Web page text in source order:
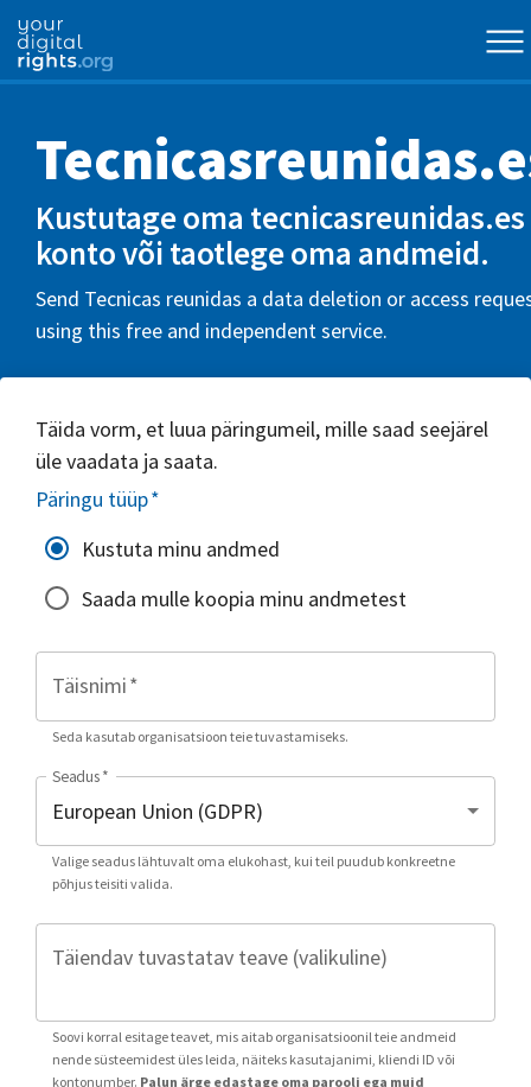
Kustutage oma tecnicasreunidas.es
konto või taotlege oma andmeid.
Send Tecnicas reunidas a data deletion or access
using this free and independent service.
Täida vorm, et luua päringumeil, mille saad seejärel
üle vaadata ja saata.
Päringu tüüp*
Kustuta minu andmed
Saada mulle koopia minu andmetest
Täisnimi*
Seda kasutab organisatsioon teie tuvastamiseks.
Seadus*
Valige seadus lähtuvalt oma elukohast, kui teil puudub konkreetne
põhjus teisiti valida.
Täiendav tuvastatav teave (valikuline)
Soovi korral esitage teavet, mis aitab organisatsioonil teie andmeid
nende süsteemidest üles leida, näiteks kasutajanimi, kliendi ID või
kontonumber. Palun ärge edastage oma parooli ega muid